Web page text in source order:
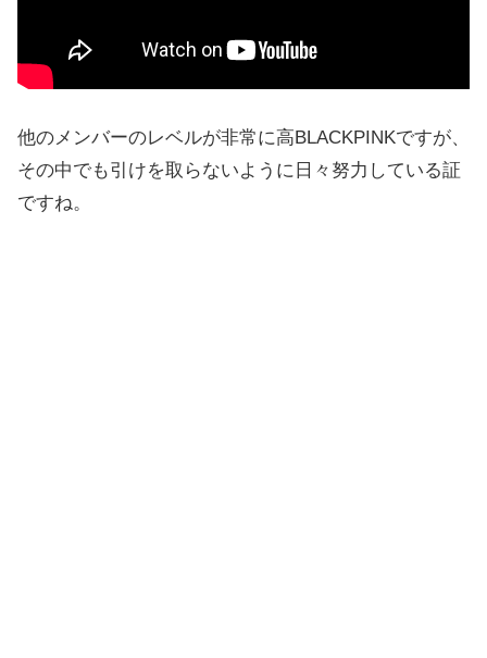
他のメンバーのレベルが非常に高BLACKPINKですが、
その中でも引けを取らないように日々努力している証
ですね。